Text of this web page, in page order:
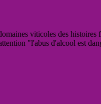
viticoles des histoires
"l'abus d'alcool est